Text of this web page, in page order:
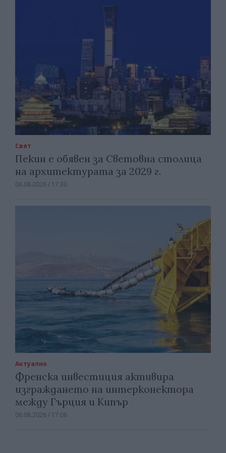
Свят
Пекин е обявен за Световна столица
на архитектурата за 2029 г.
06.08.2026 / 17:30
Актуално
Френска инвестиция активира
изграждането на интерконектора
между Гърция и Кипър
06.08.2026 / 17:06